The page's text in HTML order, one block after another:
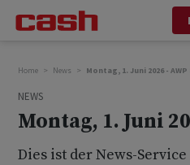
Home News Montag, 1. Juni 2026 -
NEWS
Montag, 1. Juni
Dies ist der News-Service